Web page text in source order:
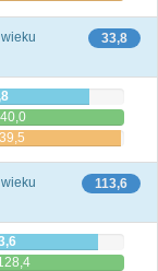
33,8
40,0
39,5
113,6